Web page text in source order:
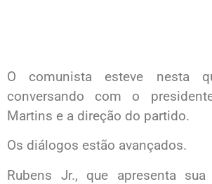
O comunista esteve nesta
conversando com o
Martins e a direção do partido.
Os diálogos estão avançados.
Rubens Jr., que apresenta sua